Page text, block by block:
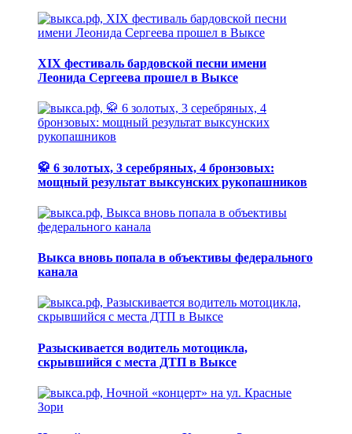
XIX фестиваль бардовской песни имени
Леонида Сергеева прошел в Выксе
🥋 6 золотых, 3 серебряных, 4 бронзовых:
мощный результат выксунских рукопашников
Выкса вновь попала в объективы федерального
канала
Разыскивается водитель мотоцикла,
скрывшийся с места ДТП в Выксе